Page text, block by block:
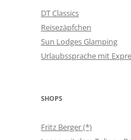
DT Classics
Reisezäpfchen
Sun Lodges Glamping
Urlaubssprache mit
SHOPS
Fritz Berger (*)